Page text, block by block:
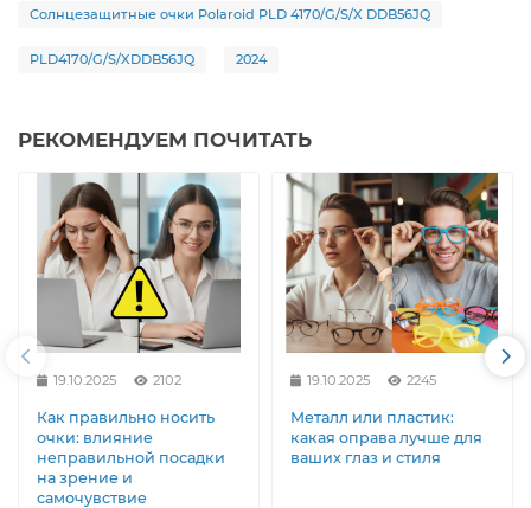
Солнцезащитные очки Polaroid PLD 4170/G/S/X DDB56JQ
PLD4170/G/S/XDDB56JQ 2024
РЕКОМЕНДУЕМ ПОЧИТАТЬ
19.10.2025 2102
Как правильно носить
очки: влияние
неправильной посадки
на зрение и
самочувствие
19.10.2025 2245
Металл или пластик:
какая оправа лучше для
ваших глаз и стиля